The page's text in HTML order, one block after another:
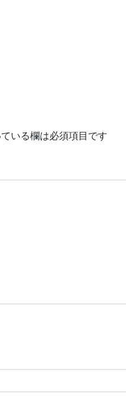
いる欄は必須項目です